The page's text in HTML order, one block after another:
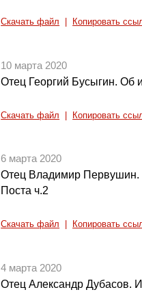
Скачать файл Копировать
10 марта 2020
Отец Георгий Бусыгин. Об
Скачать файл Копировать
6 марта 2020
Отец Владимир Первушин.
Поста ч.2
Скачать файл Копировать
4 марта 2020
Отец Александр Дубасов.